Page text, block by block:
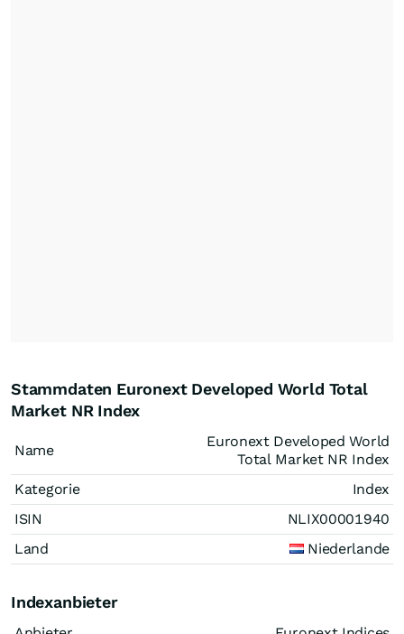
Stammdaten Euronext Developed World Total
Market NR Index
Name
Euronext Developed World
Total Market NR Index
Kategorie
Index
ISIN
NLIX00001940
Land
Niederlande
Indexanbieter